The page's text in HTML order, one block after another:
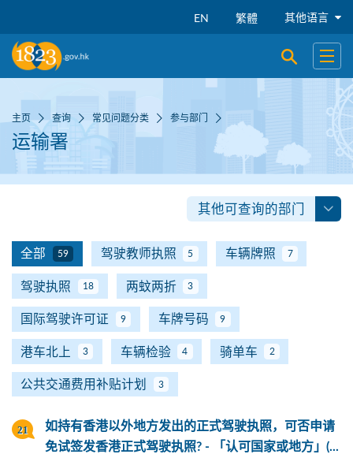
EN 繁體 其他语言
开启搜寻
开启
主页 查询 常见问题分类 参与部门
运输署
其他可查询的部门
全部 59 驾驶教师执照 5 车辆牌照 7
驾驶执照 18 两蚊两折 3
国际驾驶许可证 9 车牌号码 9
港车北上 3 车辆检验 4 骑单车 2
公共交通费用补贴计划 3
如持有香港以外地方发出的正式驾驶执照，可否申请
免试签发香港正式驾驶执照? - 「认可国家或地方」(...